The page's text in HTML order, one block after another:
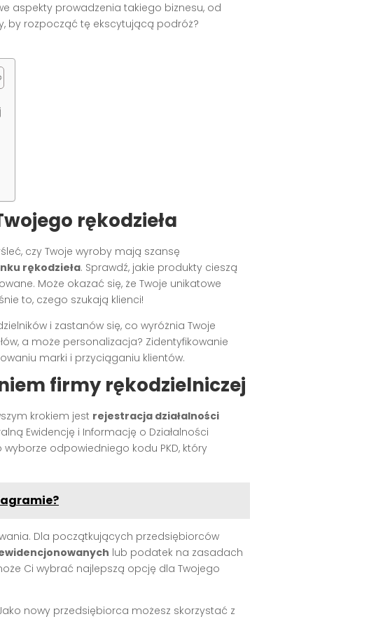
aspekty prowadzenia takiego biznesu, od
by rozpocząć tę ekscytującą podróż?
rękodzieła
czy Twoje wyroby mają szansę
rękodzieła. Sprawdź, jakie produkty cieszą
Może okazać się, że Twoje unikatowe
to, czego szukają klienci!
i zastanów się, co wyróżnia Twoje
a może personalizacja? Zidentyfikowanie
marki i przyciąganiu klientów.
firmy rękodzielniczej
krokiem jest rejestracja działalności
Ewidencję i Informację o Działalności
odpowiedniego kodu PKD, który
Dla początkujących przedsiębiorców
lub podatek na zasadach
Ci wybrać najlepszą opcję dla Twojego
nowy przedsiębiorca możesz skorzystać z